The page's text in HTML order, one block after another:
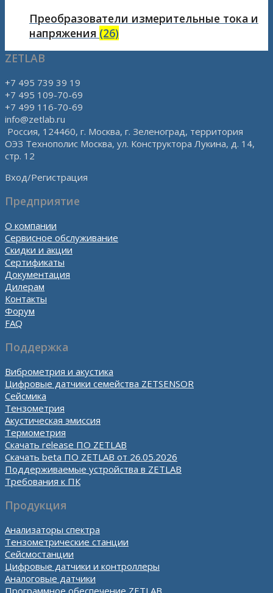
Преобразователи измерительные тока и
напряжения (26)
ZETLAB
+7 495 739 39 19
+7 495 109-70-69
+7 499 116-70-69
info@zetlab.ru
Россия, 124460, г. Москва, г. Зеленоград, территория
ОЭЗ Технополис Москва, ул. Конструктора Лукина, д. 14,
стр. 12
Вход/Регистрация
Предприятие
О компании
Сервисное обслуживание
Скидки и акции
Сертификаты
Документация
Дилерам
Контакты
Форум
FAQ
Поддержка
Виброметрия и акустика
Цифровые датчики семейства ZETSENSOR
Сейсмика
Тензометрия
Акустическая эмиссия
Термометрия
Скачать release ПО ZETLAB
Скачать beta ПО ZETLAB от 26.05.2026
Поддерживаемые устройства в ZETLAB
Требования к ПК
Продукция
Анализаторы спектра
Тензометрические станции
Сейсмостанции
Цифровые датчики и контроллеры
Аналоговые датчики
Программное обеспечение ZETLAB